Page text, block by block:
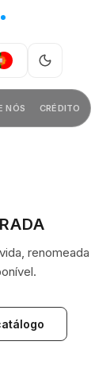
PT
NÓS CRÉDITO
renomeada